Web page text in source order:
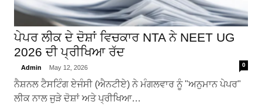
ਪੇਪਰ ਲੀਕ ਦੇ ਦੋਸ਼ਾਂ ਵਿਚਕਾਰ NTA ਨੇ NEET UG
2026 ਦੀ ਪ੍ਰੀਖਿਆ ਰੱਦ
Admin May 12, 2026 0
ਨੈਸ਼ਨਲ ਟੈਸਟਿੰਗ ਏਜੰਸੀ (ਐਨਟੀਏ) ਨੇ ਮੰਗਲਵਾਰ ਨੂੰ "ਅਨੁਮਾਨ ਪੇਪਰ"
ਲੀਕ ਨਾਲ ਜੁੜੇ ਦੋਸ਼ਾਂ ਅਤੇ ਪ੍ਰੀਖਿਆ…